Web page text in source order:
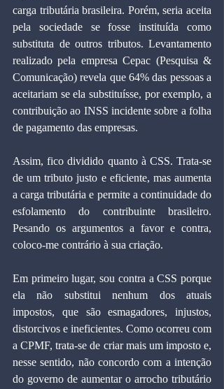
carga tributária brasileira. Porém, seria aceita
pela sociedade se fosse instituída como
substituta de outros tributos. Levantamento
realizado pela empresa Cepac (Pesquisa &
Comunicação) revela que 64% das pessoas a
aceitariam se ela substituísse, por exemplo, a
contribuição ao INSS incidente sobre a folha
de pagamento das empresas.
Assim, fico dividido quanto à CSS. Trata-se
de um tributo justo e eficiente, mas aumenta
a carga tributária e permite a continuidade do
esfolamento do contribuinte brasileiro.
Pesando os argumentos a favor e contra,
coloco-me contrário à sua criação.
Em primeiro lugar, sou contra a CSS porque
ela não substitui nenhum dos atuais
impostos, que são esmagadores, injustos,
distorcivos e ineficientes. Como ocorreu com
a CPMF, trata-se de criar mais um imposto e,
nesse sentido, não concordo com a intenção
do governo de aumentar o arrocho tributário